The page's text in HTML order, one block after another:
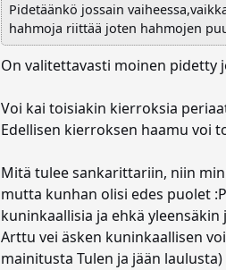
Pidetäänkö jossain
hahmoja riittää joten hahmojen
On valitettavasti moinen pidetty
Voi kai toisiakin kierroksia
Edellisen kierroksen haamu voi
Mitä tulee sankarittariin, niin
mutta kunhan olisi edes puolet
kuninkaallisia ja ehkä
Arttu vei äsken kuninkaallisen
mainitusta Tulen ja jään